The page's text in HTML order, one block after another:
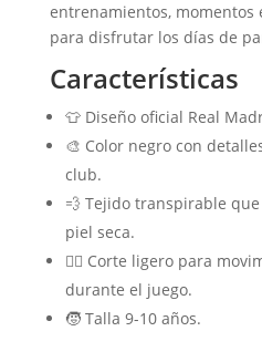
entrenamientos, momentos
para disfrutar los días de
Características
👕 Diseño oficial Real
🎨 Color negro con
club.
💨 Tejido transpirable
piel seca.
🏃‍♂️ Corte ligero para
durante el juego.
🧒 Talla 9-10 años.